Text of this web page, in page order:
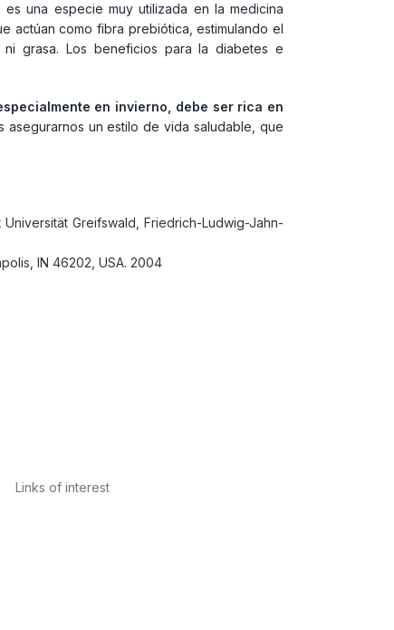
una especie muy utilizada en la medicina
actúan como fibra prebiótica, estimulando el
grasa. Los beneficios para la diabetes e
en invierno, debe ser rica en
asegurarnos un estilo de vida saludable, que
Greifswald, Friedrich-Ludwig-Jahn-
IN 46202, USA. 2004
Links of interest